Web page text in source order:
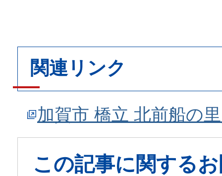
関連リンク
加賀市 橋立 北前船の
この記事に関する